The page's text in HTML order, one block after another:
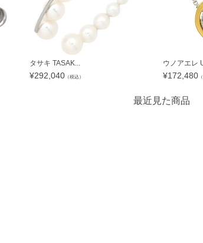
タサキ TASAK...
¥292,040 （税込）
ウノアエレ
¥172,480
最近見た商品